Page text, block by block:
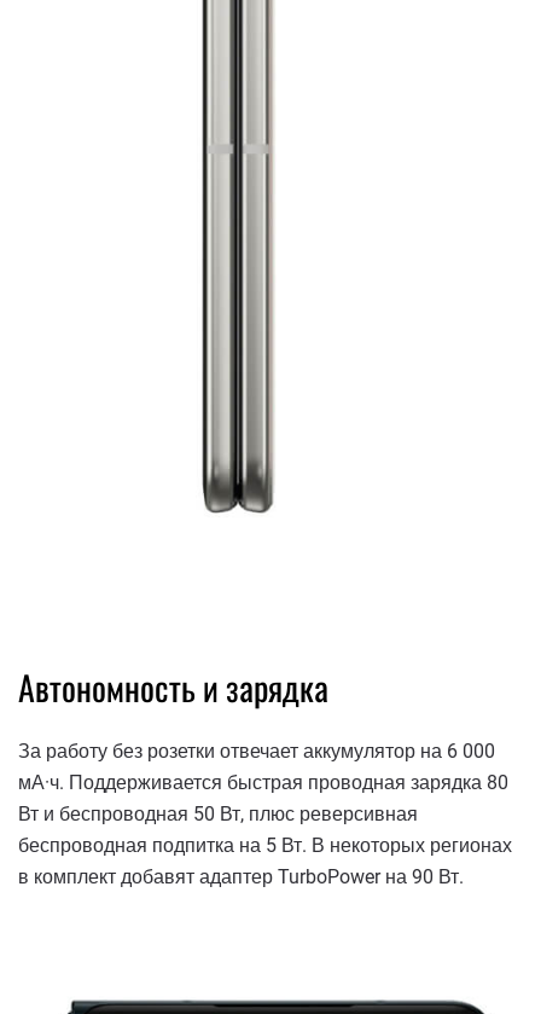
Автономность и зарядка
За работу без розетки отвечает аккумулятор на 6 000
мА·ч. Поддерживается быстрая проводная зарядка 80
Вт и беспроводная 50 Вт, плюс реверсивная
беспроводная подпитка на 5 Вт. В некоторых регионах
в комплект добавят адаптер TurboPower на 90 Вт.